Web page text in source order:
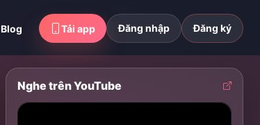
Blog Tải app Đăng nhập Đăng ký
Nghe trên YouTube